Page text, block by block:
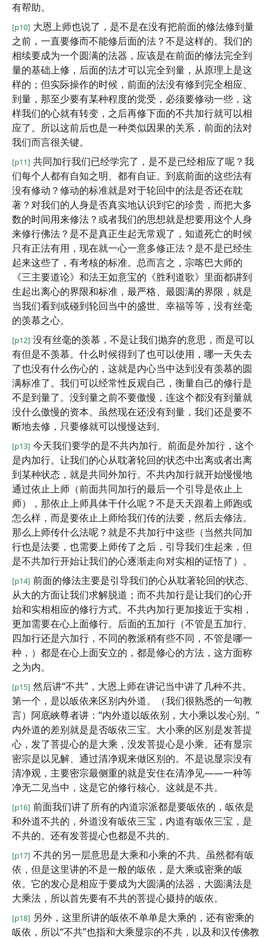
有帮助。
[p10] 大恩上师也说了，是不是在没有把前面的修法修到量
之前，一直要修而不能修后面的法？不是这样的。我们的
相续要成为一个圆满的法器，应该是在前面的修法完全到
量的基础上修，后面的法才可以完全到量，从原理上是这
样的；但实际操作的时候，前面的法没有修到完全相应、
到量，那至少要有某种程度的觉受，必须要修动一些，这
样我们的心就有转变，之后再修下面的不共加行就可以相
应了。所以这前后也是一种类似因果的关系，前面的法对
我们而言很关键。
[p11] 共同加行我们已经学完了，是不是已经相应了呢？我
们每个人都有自知之明、都有自证。到底前面的这些法有
没有修动？修动的标准就是对于轮回中的法是否还在耽
著？对我们的人身是否真实地认识到它的珍贵，而把大多
数的时间用来修法？或者我们的思想就是想要用这个人身
来修行佛法？是不是真正生起无常观了，知道死亡的时候
只有正法有用，现在就一心一意多修正法？是不是已经生
起来这些了，有考核的标准。总而言之，宗喀巴大师的
《三主要道论》和法王如意宝的《胜利道歌》里面都讲到
生起出离心的界限和标准，最严格、最圆满的界限，就是
当我们看到或碰到轮回当中的盛世、幸福等等，没有丝毫
的羡慕之心。
[p12] 没有丝毫的羡慕，不是让我们抛弃的意思，而是可以
有但是不羡慕。什么时候得到了也可以使用，哪一天失去
了也没有什么伤心的，这就是内心当中达到没有羡慕的圆
满标准了。我们可以经常性反观自己，衡量自己的修行是
不是到量了。没到量之前不要傲慢，连这个都没有到量就
没什么傲慢的资本。虽然现在还没有到量，我们还是要不
断地去修，只要修就可以慢慢达到。
[p13] 今天我们要学的是不共内加行。前面是外加行，这个
是内加行。让我们的心从耽著轮回的状态中出离或者出离
到某种状态，就是共同外加行。不共内加行就开始慢慢地
通过依止上师（前面共同加行的最后一个引导是依止上
师），那依止上师具体干什么呢？不是天天跟着上师跑或
怎么样，而是要依止上师给我们传的法要，然后去修法。
那么上师传什么法呢？就是不共加行中这些（当然共同加
行也是法要，也需要上师传了之后，引导我们生起来，但
是不共加行开始让我们的心逐渐走向对实相的证悟了）。
[p14] 前面的修法主要是引导我们的心从耽著轮回的状态、
从大的方面让我们求解脱道；而不共加行是让我们的心开
始和实相相应的修行方式。不共内加行更加接近于实相，
更加需要在心上面修行。后面的五加行（不管是五加行、
四加行还是六加行，不同的教派稍有些不同，不管是哪一
种，）都是在心上面安立的，都是修心的方法，这方面称
之为内。
[p15] 然后讲“不共”，大恩上师在讲记当中讲了几种不共。
第一个，是以皈依来区别内外道。（我们很熟悉的一句教
言）阿底峡尊者讲：“内外道以皈依别，大小乘以发心别。”
内外道的差别就是是否皈依三宝。大小乘的区别是发菩提
心，发了菩提心的是大乘，没发菩提心是小乘。还有显宗
密宗是以见解、通过清净观来做区别的。不是说显宗没有
清净观，主要密宗最侧重的就是安住在清净见——一种等
净无二见当中，这是它的修行核心。这就是不共。
[p16] 前面我们讲了所有的内道宗派都是要皈依的，皈依是
和外道不共的，外道没有皈依三宝，内道有皈依三宝，是
不共的。还有发菩提心也都是不共的。
[p17] 不共的另一层意思是大乘和小乘的不共。虽然都有皈
依，但是这里讲的不是一般的皈依，是大乘或密乘的皈
依。它的发心是相应于要成为大圆满的法器，大圆满法是
大乘法，所以首先要有不共的菩提心摄持的皈依。
[p18] 另外，这里所讲的皈依不单单是大乘的，还有密乘的
皈依，所以“不共”也指和大乘显宗的不共，以及和汉传佛教